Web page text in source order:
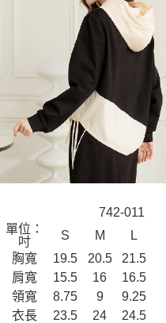
742-011
單位：
吋
S M L
胸寬
19.5 20.5 21.5
肩寬
15.5 16 16.5
領寬
8.75 9 9.25
衣長
23.5 24 24.5